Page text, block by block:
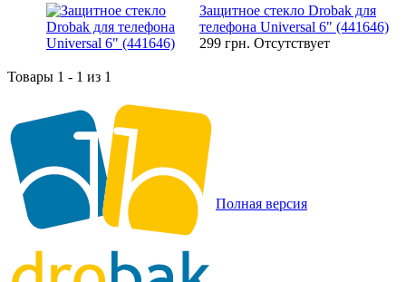
Защитное стекло Drobak для
телефона Universal 6" (441646)
299 грн. Отсутствует
Товары 1 - 1 из 1
Полная версия